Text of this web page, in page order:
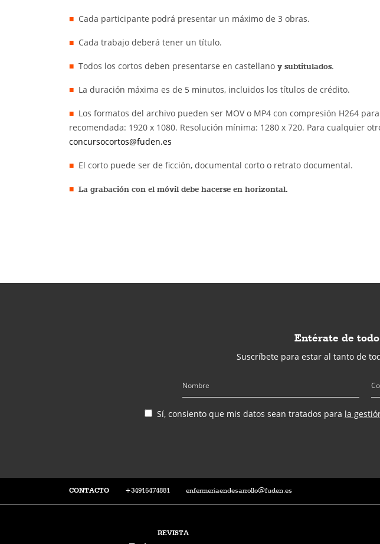
Cada participante podrá presentar un máximo de 3 obras.
Cada trabajo deberá tener un título.
Todos los cortos deben presentarse en castellano y subtitulados.
La duración máxima es de 5 minutos, incluidos los títulos de crédito.
Los formatos del archivo pueden ser MOV o MP4 con compresión H264
recomendada: 1920 x 1080. Resolución mínima: 1280 x 720. Para cualquier
concursocortos@fuden.es
El corto puede ser de ficción, documental corto o retrato documental.
La grabación con el móvil debe hacerse en horizontal.
Entérate de
Suscríbete para estar al tanto de
Sí, consiento que mis datos sean tratados para la
CONTACTO +34915474881 enfermeriaendesarrollo@fuden.es
REVISTA